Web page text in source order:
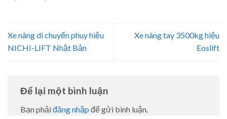
Xe nâng di chuyển phuy hiệu
NICHI-LIFT Nhật Bản
Xe nâng tay 3500kg hiệu
Eoslift
Để lại một bình luận
Bạn phải đăng nhập để gửi bình luận.